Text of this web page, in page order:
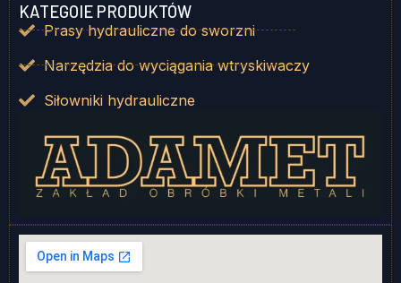
KATEGOIE PRODUKTÓW
Prasy hydrauliczne do sworzni
Narzędzia do wyciągania wtryskiwaczy
Siłowniki hydrauliczne